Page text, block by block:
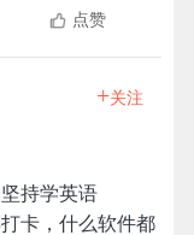
点赞
+关注
持学英语
卡，什么软件都